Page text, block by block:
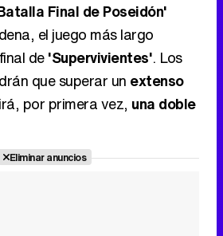
Final de Poseidón'
el juego más largo
de'Supervivientes'. Los
que superar un extenso
por primera vez, una doble
Eliminar anuncios